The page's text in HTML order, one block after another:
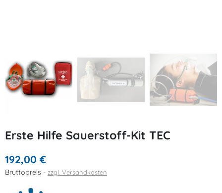
Erste Hilfe Sauerstoff-Kit TEC
192,00 €
Bruttopreis zzgl. Versandkosten